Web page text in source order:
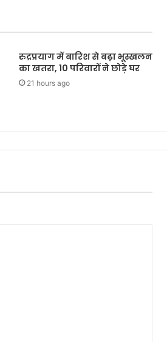
रुद्रप्रयाग में बारिश से बढ़ा भूस्खलन
का खतरा, 10 परिवारों ने छोड़े घर
21 hours ago